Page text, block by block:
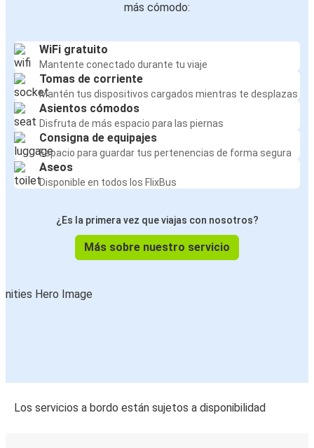
más cómodo:
WiFi gratuito
Mantente conectado durante tu viaje
Tomas de corriente
Mantén tus dispositivos cargados mientras te desplazas
Asientos cómodos
Disfruta de más espacio para las piernas
Consigna de equipajes
Espacio para guardar tus pertenencias de forma segura
Aseos
Disponible en todos los FlixBus
¿Es la primera vez que viajas con nosotros?
Más sobre nuestro servicio
Los servicios a bordo están sujetos a disponibilidad